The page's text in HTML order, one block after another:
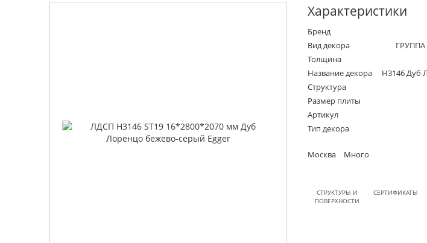
Характеристики
Бренд
Вид декора
ГРУППА
Толщина
Название декора
H3146 Дуб
Структура
Размер плиты
Артикул
Тип декора
Москва Много
СТРУКТУРЫ И
ПОВЕРХНОСТИ
СЕРТИФИКАТЫ